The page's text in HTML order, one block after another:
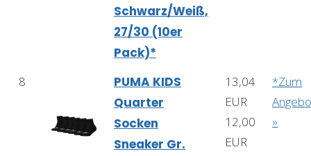
Schwarz/Weiß,
27/30 (10er
Pack)*
8
PUMA KIDS
Quarter
Socken
Sneaker Gr.
13,04
EUR
12,00
EUR
*Zum
»